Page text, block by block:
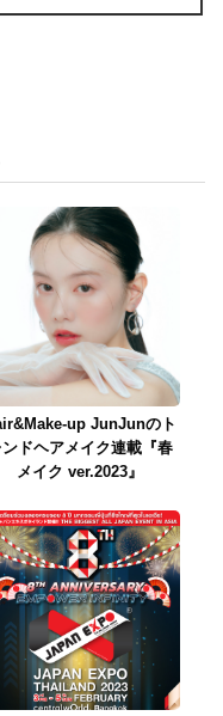
up JunJunのト
ンドヘアメイク連載『春
メイク ver.2023』